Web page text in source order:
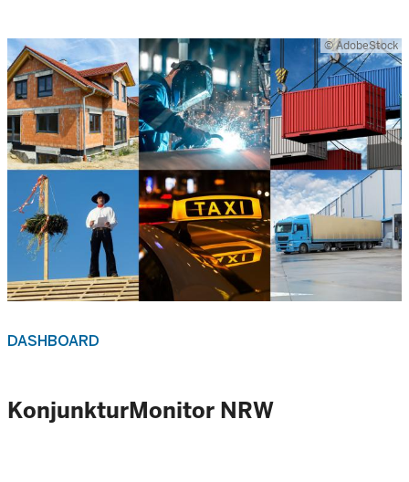
© AdobeStock
DASHBOARD
KonjunkturMonitor NRW